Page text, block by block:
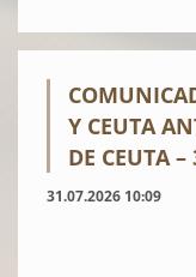
Y CEUTA
DE CEUTA
31.07.2026 10:09